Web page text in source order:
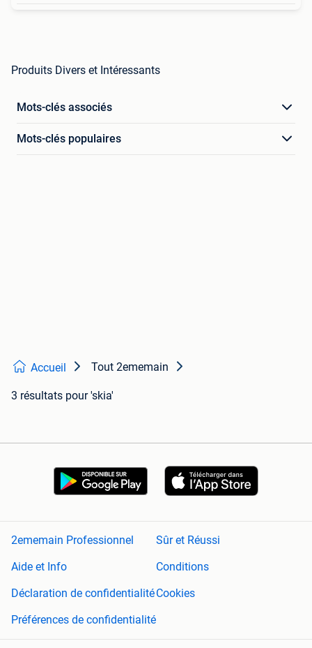
Produits Divers et Intéressants
Mots-clés associés
Mots-clés populaires
Accueil Tout 2ememain
3 résultats pour 'skia'
2ememain Professionnel
Sûr et Réussi
Aide et Info
Conditions
Déclaration de confidentialitéCookies
Préférences de confidentialité